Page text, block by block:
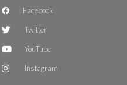
Facebook
Twitter
YouTube
Instagram